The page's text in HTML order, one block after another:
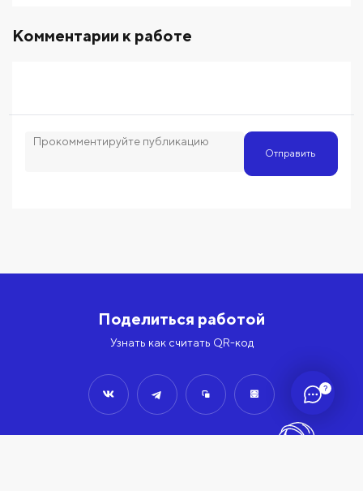
?
Комментарии к работе
Отправить
Поделиться работой
Узнать как считать QR-код